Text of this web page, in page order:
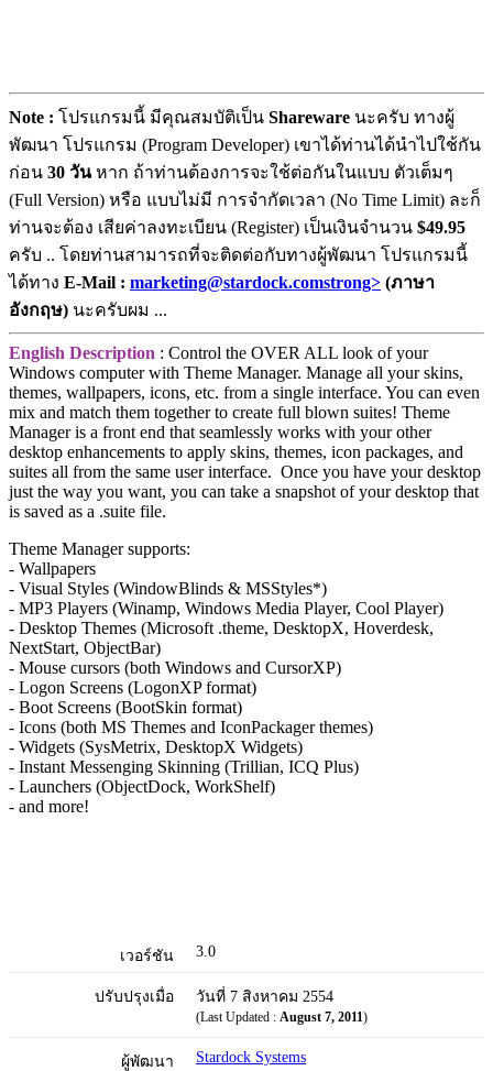
Note : โปรแกรมนี้ มีคุณสมบัติเป็น Shareware นะครับ ทางผู้
พัฒนา โปรแกรม (Program Developer) เขาได้ท่านได้นำไปใช้กัน
ก่อน 30 วันหาก ถ้าท่านต้องการจะใช้ต่อกันในแบบ ตัวเต็มๆ
(Full Version) หรือ แบบไม่มี การจำกัดเวลา (No Time Limit) ละก็
ท่านจะต้อง เสียค่าลงทะเบียน (Register) เป็นเงินจำนวน $49.95
ครับ .. โดยท่านสามารถที่จะติดต่อกับทางผู้พัฒนา โปรแกรมนี้
ได้ทาง E-Mail : marketing@stardock.comstrong> (ภาษา
อังกฤษ) นะครับผม ...
English Description : Control the OVER ALL look of your
Windows computer with Theme Manager. Manage all your skins,
themes, wallpapers, icons, etc. from a single interface. You can even
mix and match them together to create full blown suites! Theme
Manager is a front end that seamlessly works with your other
desktop enhancements to apply skins, themes, icon packages, and
suites all from the same user interface. Once you have your desktop
just the way you want, you can take a snapshot of your desktop that
is saved as a .suite file.
Theme Manager supports:
- Wallpapers
- Visual Styles (WindowBlinds & MSStyles*)
- MP3 Players (Winamp, Windows Media Player, Cool Player)
- Desktop Themes (Microsoft .theme, DesktopX, Hoverdesk,
NextStart, ObjectBar)
- Mouse cursors (both Windows and CursorXP)
- Logon Screens (LogonXP format)
- Boot Screens (BootSkin format)
- Icons (both MS Themes and IconPackager themes)
- Widgets (SysMetrix, DesktopX Widgets)
- Instant Messenging Skinning (Trillian, ICQ Plus)
- Launchers (ObjectDock, WorkShelf)
- and more!
เวอร์ชัน 3.0
ปรับปรุงเมื่อ วันที่ 7 สิงหาคม 2554
(Last Updated : August 7, 2011)
ผู้พัฒนา Stardock Systems